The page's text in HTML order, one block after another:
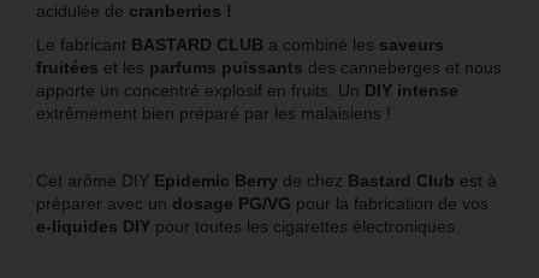
acidulée de cranberries !
Le fabricant BASTARD CLUB a combiné les saveurs
fruitées et les parfums puissants des canneberges et nous
apporte un concentré explosif en fruits. Un DIY intense
extrêmement bien préparé par les malaisiens !
Cet arôme DIY Epidemic Berry de chez Bastard Club est à
préparer avec un dosage PG/VG pour la fabrication de vos
e-liquides DIY pour toutes les cigarettes électroniques.